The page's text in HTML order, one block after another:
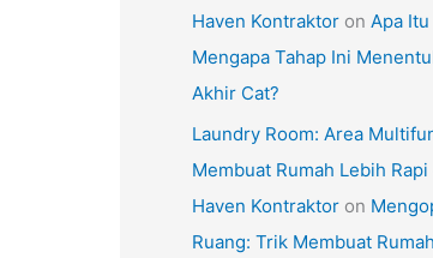
Haven Kontraktor on Apa
Mengapa Tahap Ini
Akhir Cat?
Laundry Room: Area
Membuat Rumah Lebih
Haven Kontraktor on
Ruang: Trik Membuat